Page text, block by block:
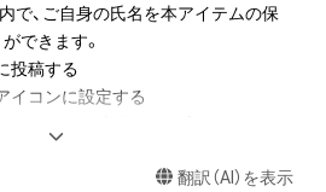
で、ご自身の氏名を本アイテムの保
できます。
投稿する
イコンに設定する
翻訳（AI）を表示